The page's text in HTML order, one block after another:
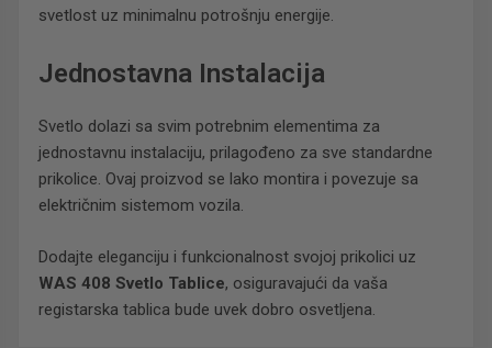
svetlost uz minimalnu potrošnju energije.
Jednostavna Instalacija
Svetlo dolazi sa svim potrebnim elementima za
jednostavnu instalaciju, prilagođeno za sve standardne
prikolice. Ovaj proizvod se lako montira i povezuje sa
električnim sistemom vozila.
Dodajte eleganciju i funkcionalnost svojoj prikolici uz
WAS 408 Svetlo Tablice, osiguravajući da vaša
registarska tablica bude uvek dobro osvetljena.